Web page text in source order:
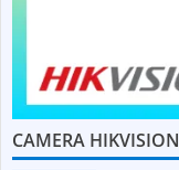
CAMERA